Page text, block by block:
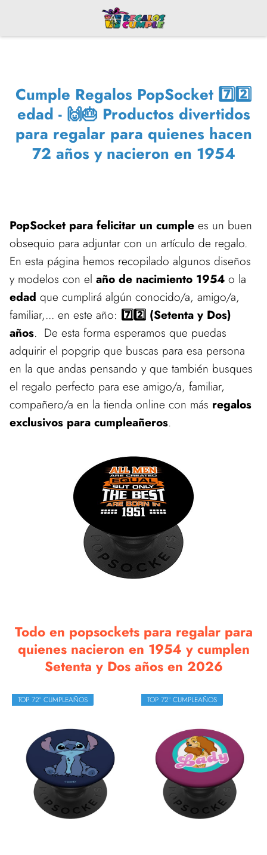
Cumple Regalos PopSocket 7️⃣2️⃣
edad - 🙌🎂 Productos divertidos
para regalar para quienes hacen
72 años y nacieron en 1954
PopSocket para felicitar un cumple es un buen
obsequio para adjuntar con un artículo de regalo.
En esta página hemos recopilado algunos diseños
y modelos con el año de nacimiento 1954 o la
edad que cumplirá algún conocido/a, amigo/a,
familiar,... en este año: 7️⃣2️⃣ (Setenta y Dos)
años. De esta forma esperamos que puedas
adquirir el popgrip que buscas para esa persona
en la que andas pensando y que también busques
el regalo perfecto para ese amigo/a, familiar,
compañero/a en la tienda online con más regalos
exclusivos para cumpleañeros.
Todo en popsockets para regalar para
quienes nacieron en 1954 y cumplen
Setenta y Dos años en 2026
TOP 72º CUMPLEAÑOS TOP 72º CUMPLEAÑOS